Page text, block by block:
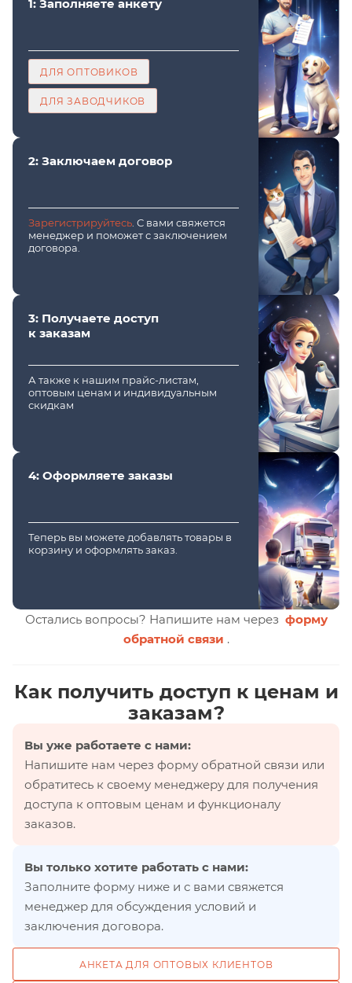
1: Заполняете анкету
ДЛЯ ОПТОВИКОВ
ДЛЯ ЗАВОДЧИКОВ
2: Заключаем договор
Зарегистрируйтесь . С вами свяжется
менеджер и поможет с заключением
договора.
3: Получаете доступ
к заказам
А также к нашим прайс-листам,
оптовым ценам и индивидуальным
скидкам
4: Оформляете заказы
Теперь вы можете добавлять товары в
корзину и оформлять заказ.
Остались вопросы? Напишите нам через форму
обратной связи .
Как получить доступ к ценам и
заказам?
Вы уже работаете с нами:
Напишите нам через форму обратной связи или
обратитесь к своему менеджеру для получения
доступа к оптовым ценам и функционалу
заказов.
Вы только хотите работать с нами:
Заполните форму ниже и с вами свяжется
менеджер для обсуждения условий и
заключения договора.
АНКЕТА ДЛЯ ОПТОВЫХ КЛИЕНТОВ